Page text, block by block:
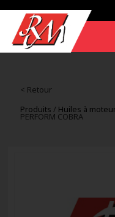
< Retour
Produits / Huiles à
PERFORM COBRA